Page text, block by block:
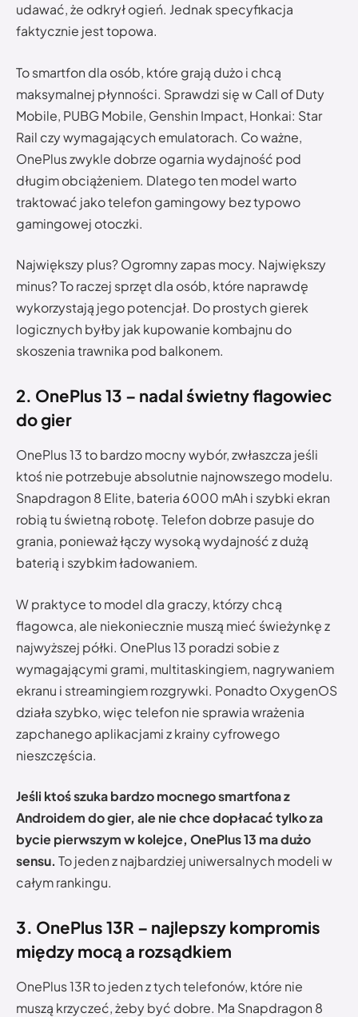
udawać, że odkrył ogień. Jednak specyfikacja
faktycznie jest topowa.
To smartfon dla osób, które grają dużo i chcą
maksymalnej płynności. Sprawdzi się w Call of Duty
Mobile, PUBG Mobile, Genshin Impact, Honkai: Star
Rail czy wymagających emulatorach. Co ważne,
OnePlus zwykle dobrze ogarnia wydajność pod
długim obciążeniem. Dlatego ten model warto
traktować jako telefon gamingowy bez typowo
gamingowej otoczki.
Największy plus? Ogromny zapas mocy. Największy
minus? To raczej sprzęt dla osób, które naprawdę
wykorzystają jego potencjał. Do prostych gierek
logicznych byłby jak kupowanie kombajnu do
skoszenia trawnika pod balkonem.
2. OnePlus 13 – nadal świetny flagowiec
do gier
OnePlus 13 to bardzo mocny wybór, zwłaszcza jeśli
ktoś nie potrzebuje absolutnie najnowszego modelu.
Snapdragon 8 Elite, bateria 6000 mAh i szybki ekran
robią tu świetną robotę. Telefon dobrze pasuje do
grania, ponieważ łączy wysoką wydajność z dużą
baterią i szybkim ładowaniem.
W praktyce to model dla graczy, którzy chcą
flagowca, ale niekoniecznie muszą mieć świeżynkę z
najwyższej półki. OnePlus 13 poradzi sobie z
wymagającymi grami, multitaskingiem, nagrywaniem
ekranu i streamingiem rozgrywki. Ponadto OxygenOS
działa szybko, więc telefon nie sprawia wrażenia
zapchanego aplikacjami z krainy cyfrowego
nieszczęścia.
Jeśli ktoś szuka bardzo mocnego smartfona z
Androidem do gier, ale nie chce dopłacać tylko za
bycie pierwszym w kolejce, OnePlus 13 ma dużo
sensu. To jeden z najbardziej uniwersalnych modeli w
całym rankingu.
3. OnePlus 13R – najlepszy kompromis
między mocą a rozsądkiem
OnePlus 13R to jeden z tych telefonów, które nie
muszą krzyczeć, żeby być dobre. Ma Snapdragon 8